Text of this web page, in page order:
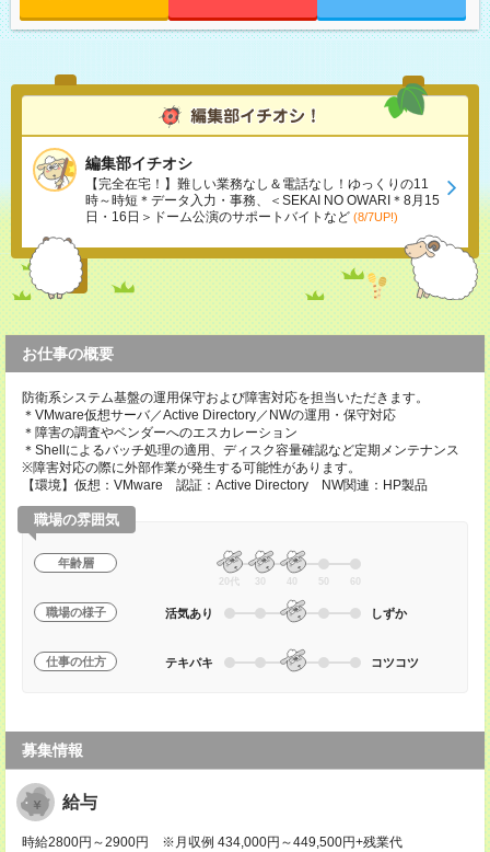
編集部イチオシ
【完全在宅！】難しい業務なし＆電話なし！ゆっくりの11
時～時短＊データ入力・事務、＜SEKAI NO OWARI＊8月15
日・16日＞ドーム公演のサポートバイトなど (8/7UP!)
お仕事の概要
防衛系システム基盤の運用保守および障害対応を担当いただきます。
＊VMware仮想サーバ／Active Directory／NWの運用・保守対応
＊障害の調査やベンダーへのエスカレーション
＊Shellによるバッチ処理の適用、ディスク容量確認など定期メンテナンス
※障害対応の際に外部作業が発生する可能性があります。
【環境】仮想：VMware 認証：Active Directory NW関連：HP製品
職場の雰囲気
年齢層
20代 30 40 50 60
職場の様子 活気あり しずか
仕事の仕方 テキパキ コツコツ
募集情報
給与
時給2800円～2900円 ※月収例 434,000円～449,500円+残業代